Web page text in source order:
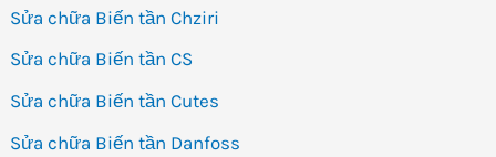
Sửa chữa Biến tần Chziri
Sửa chữa Biến tần CS
Sửa chữa Biến tần Cutes
Sửa chữa Biến tần Danfoss